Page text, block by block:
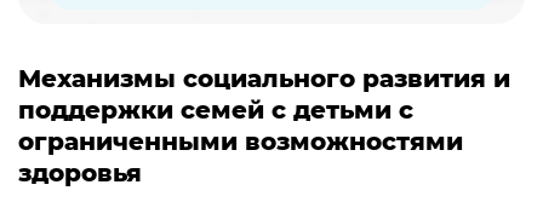
Механизмы социального развития и
поддержки семей с детьми с
ограниченными возможностями
здоровья